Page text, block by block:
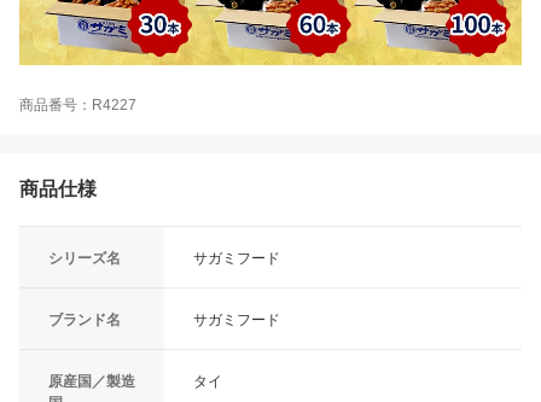
商品番号：R4227
商品仕様
シリーズ名 サガミフード
ブランド名 サガミフード
原産国／製造
タイ